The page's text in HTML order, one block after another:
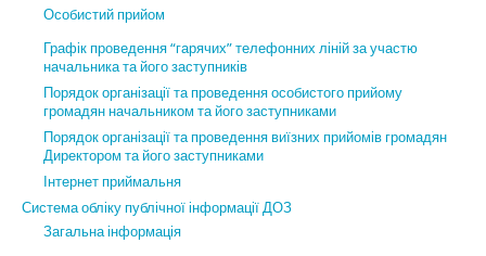
Особистий прийом
Графік проведення “гарячих” телефонних ліній за участю
начальника та його заступників
Порядок організації та проведення особистого прийому
громадян начальником та його заступниками
Порядок організації та проведення виїзних прийомів громадян
Директором та його заступниками
Інтернет приймальня
Система обліку публічної інформації ДОЗ
Загальна інформація